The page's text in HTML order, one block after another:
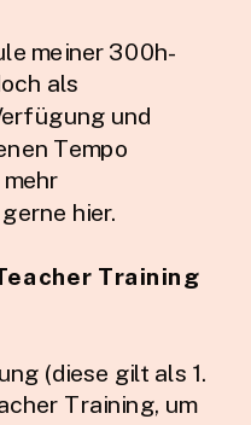
meiner 300h-
als
und
Tempo
hier.
Training
(diese gilt als 1.
Training, um